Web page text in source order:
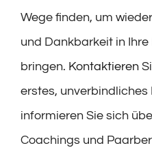
Wege finden, um
und Dankbarkeit in
bringen. Kontaktieren
erstes,
informieren Sie sich
Coachings und